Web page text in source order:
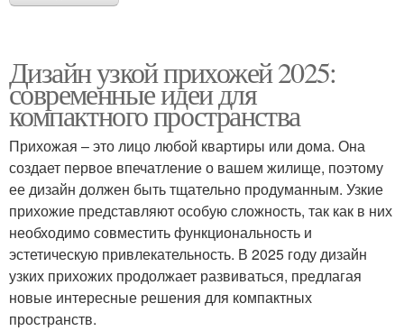
Дизайн узкой прихожей 2025:
современные идеи для
компактного пространства
Прихожая – это лицо любой квартиры или дома. Она
создает первое впечатление о вашем жилище, поэтому
ее дизайн должен быть тщательно продуманным. Узкие
прихожие представляют особую сложность, так как в них
необходимо совместить функциональность и
эстетическую привлекательность. В 2025 году дизайн
узких прихожих продолжает развиваться, предлагая
новые интересные решения для компактных
пространств.